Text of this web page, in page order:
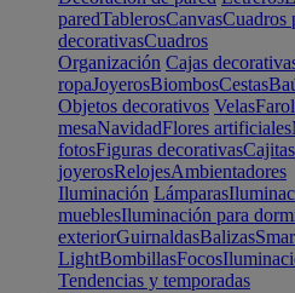
paredTablerosCanvasCuadros
decorativasCuadros
Organización Cajas
ropaJoyerosBiombosCestas
Objetos decorativos Velas
mesaNavidadFlores artificiales
fotosFiguras decorativas
joyerosRelojesAmbientadores
Iluminación Lámparas
mueblesIluminación para
exteriorGuirnaldasBalizas
LightBombillasFocos
Tendencias y temporadas